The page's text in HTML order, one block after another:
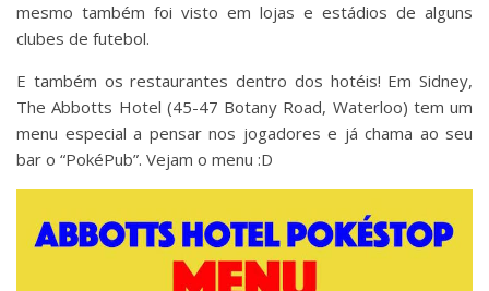
mesmo também foi visto em lojas e estádios de alguns
clubes de futebol.
E também os restaurantes dentro dos hotéis! Em Sidney,
The Abbotts Hotel (45-47 Botany Road, Waterloo) tem um
menu especial a pensar nos jogadores e já chama ao seu
bar o “PokéPub”. Vejam o menu :D